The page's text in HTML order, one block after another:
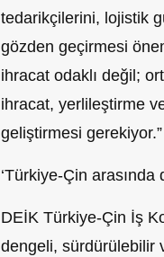
tedarikçilerini, lojistik
gözden geçirmesi
ihracat odaklı değil;
ihracat, yerlileştirme
geliştirmesi gerekiyor.”
‘Türkiye-Çin
DEİK Türkiye-Çin İş
dengeli, sürdürülebilir